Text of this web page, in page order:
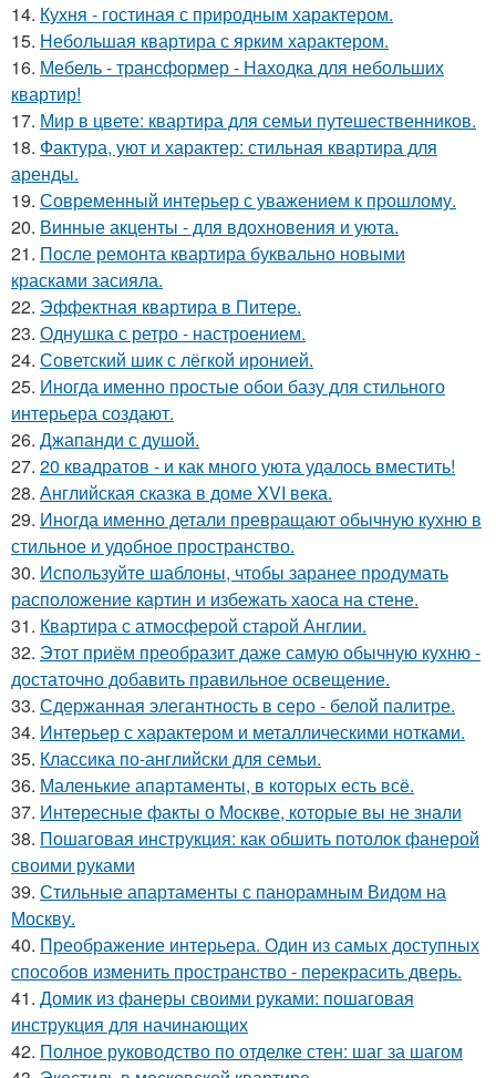
14. Кухня - гостиная с природным характером.
15. Небольшая квартира с ярким характером.
16. Мебель - трансформер - Находка для небольших
квартир!
17. Мир в цвете: квартира для семьи путешественников.
18. Фактура, уют и характер: стильная квартира для
аренды.
19. Современный интерьер с уважением к прошлому.
20. Винные акценты - для вдохновения и уюта.
21. После ремонта квартира буквально новыми
красками засияла.
22. Эффектная квартира в Питере.
23. Однушка с ретро - настроением.
24. Советский шик с лёгкой иронией.
25. Иногда именно простые обои базу для стильного
интерьера создают.
26. Джапанди с душой.
27. 20 квадратов - и как много уюта удалось вместить!
28. Английская сказка в доме XVI века.
29. Иногда именно детали превращают обычную кухню в
стильное и удобное пространство.
30. Используйте шаблоны, чтобы заранее продумать
расположение картин и избежать хаоса на стене.
31. Квартира с атмосферой старой Англии.
32. Этот приём преобразит даже самую обычную кухню -
достаточно добавить правильное освещение.
33. Сдержанная элегантность в серо - белой палитре.
34. Интерьер с характером и металлическими нотками.
35. Классика по-английски для семьи.
36. Маленькие апартаменты, в которых есть всё.
37. Интересные факты о Москве, которые вы не знали
38. Пошаговая инструкция: как обшить потолок фанерой
своими руками
39. Стильные апартаменты с панорамным Видом на
Москву.
40. Преображение интерьера. Один из самых доступных
способов изменить пространство - перекрасить дверь.
41. Домик из фанеры своими руками: пошаговая
инструкция для начинающих
42. Полное руководство по отделке стен: шаг за шагом